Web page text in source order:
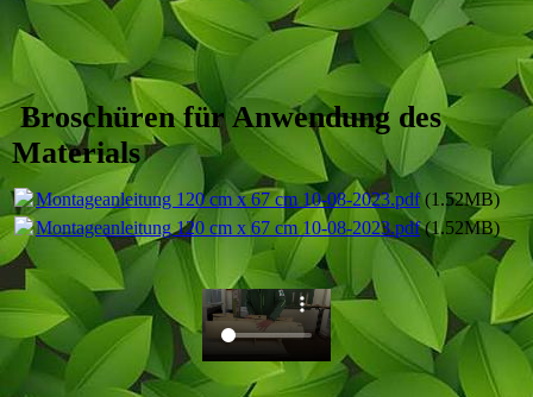
Broschüren für Anwendung des
Materials
Montageanleitung 120 cm x 67 cm 10-08-2023.pdf(1.52MB)
Montageanleitung 120 cm x 67 cm 10-08-2023.pdf(1.52MB)